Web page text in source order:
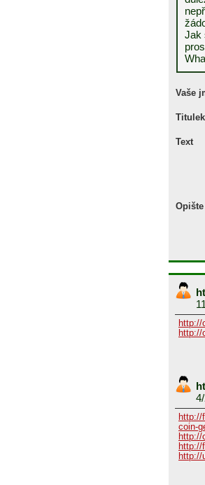
Jak
Vaše
Titulek
Text
Opište
http://
http://
http://
coin-
http://
http://
http://